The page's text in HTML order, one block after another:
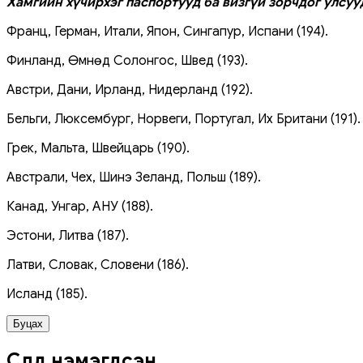
Франц, Герман, Итали, Япон, Сингапур, Испани (194).
Финланд, Өмнөд Солонгос, Швед (193).
Австри, Дани, Ирланд, Нидерланд (192).
Бельги, Люксембург, Норвеги, Португал, Их Британи (191).
Грек, Мальта, Швейцарь (190).
Австрали, Чех, Шинэ Зеланд, Польш (189).
Канад, Унгар, АНУ (188).
Эстони, Литва (187).
Латви, Словак, Словени (186).
Исланд (185).
Буцах